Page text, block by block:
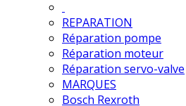
REPARATION
Réparation pompe
Réparation moteur
Réparation servo-valve
MARQUES
Bosch Rexroth